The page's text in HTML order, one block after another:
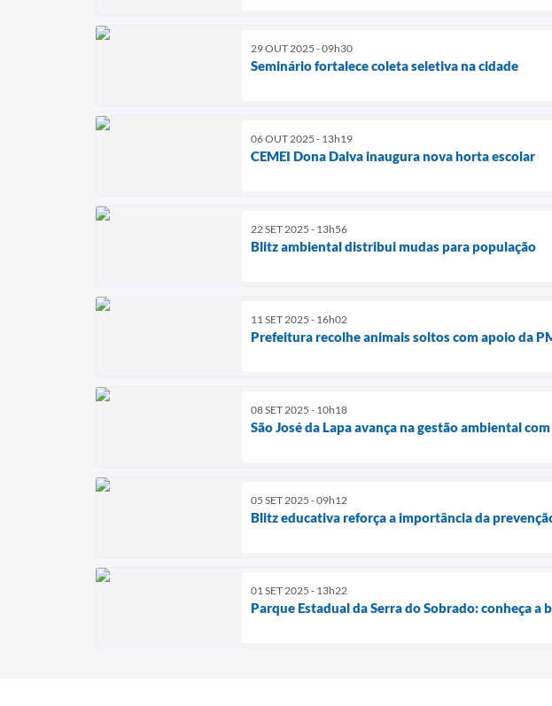
29 OUT 2025 - 09h30
Seminário fortalece coleta seletiva na cidade
06 OUT 2025 - 13h19
CEMEI Dona Dalva inaugura nova horta escolar
22 SET 2025 - 13h56
Blitz ambiental distribui mudas para população
11 SET 2025 - 16h02
Prefeitura recolhe animais soltos com apoio da
08 SET 2025 - 10h18
São José da Lapa avança na gestão ambiental
05 SET 2025 - 09h12
Blitz educativa reforça a importância da
01 SET 2025 - 13h22
Parque Estadual da Serra do Sobrado: conheça a